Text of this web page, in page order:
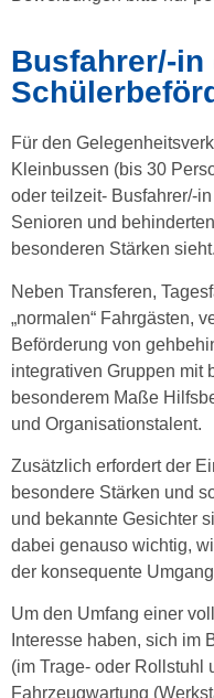
Busfahrer/-in
Für den
Kleinbussen (bis 30
oder teilzeit- Busfahrer/-
Senioren und
besonderen Stärken sieht.
Neben Transferen,
„normalen“ Fahrgästen,
Beförderung von
integrativen Gruppen mit
besonderem Maße
und Organisationstalent.
Zusätzlich erfordert der
besondere Stärken und
und bekannte Gesichter
dabei genauso wichtig,
der konsequente
Um den Umfang einer
Interesse haben, sich im
(im Trage- oder Rollstuhl
Fahrzeugwartung